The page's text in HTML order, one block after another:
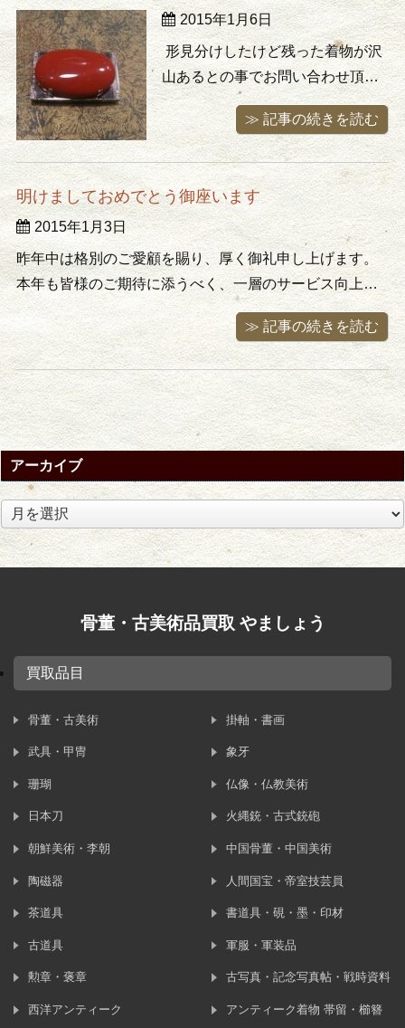
うで場所空くし、お金にもなった
しと喜んで頂きました。 年末、整
理しきれな ...
2015年1月6日
形見分けしたけど残った着物が沢
山あるとの事でお問い合わせ頂き
ました。兎に角、お金を掛けてい
らしたそうで量もさることながら
上等のお着物が大量でした。証紙
の残っている物も多く、また1/3は
仕付け糸の付いたまま袖を通され
ておりませんでした。お着物はど
うしても新品でお買いになられた
価格 ...
≫ 記事の続きを読む
明けましておめでとう御座います
2015年1月3日
昨年中は格別のご愛顧を賜り、厚く御礼申し上げます。
本年も皆様のご期待に添うべく、一層のサービス向上を
目指しますので、 今後ともよろしくお願い申し上げま
す。 尚、新年は1月5日より業務を再開し致します。 平成
二十七年元旦
〒178-006
...
≫ 記事の続きを読む
アーカイブ
ア
ー
カ
イ
骨董・古美術品買取 やましょう
買取品目
骨董・古美術 掛軸・書画
武具・甲冑 象牙
珊瑚 仏像・仏教美術
日本刀 火縄銃・古式銃砲
朝鮮美術・李朝 中国骨董・中国美術
陶磁器 人間国宝・帝室技芸員
茶道具 書道具・硯・墨・印材
古道具 軍服・軍装品
勲章・褒章 古写真・記念写真帖・戦時資料
西洋アンティーク アンティーク着物 帯留・櫛簪